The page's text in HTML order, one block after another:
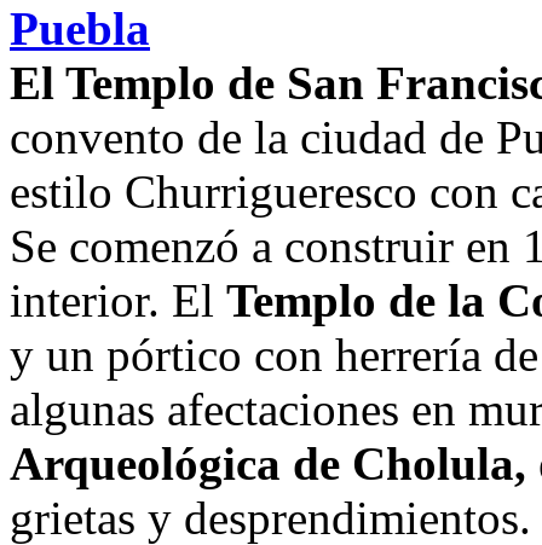
Puebla
El Templo de San
convento de la ciudad de
estilo Churrigueresco con
Se comenzó a construir en
interior. El Templo de la
y un pórtico con herrería
algunas afectaciones en
Arqueológica de Cholula,
grietas y desprendimientos.